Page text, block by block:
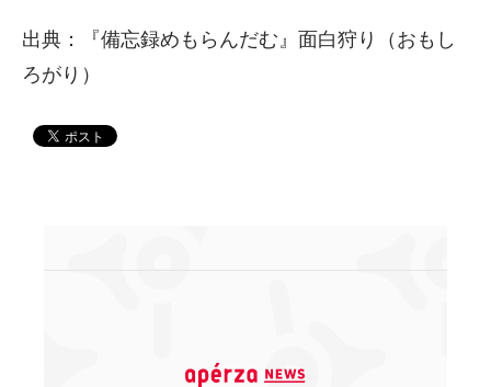
出典：『備忘録めもらんだむ』面白狩り（おもし
ろがり）